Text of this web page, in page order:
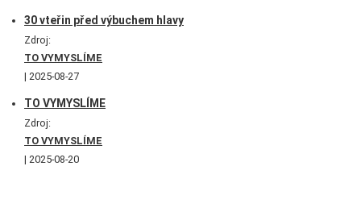
30 vteřin před výbuchem hlavy
Zdroj:
TO VYMYSLÍME
2025-08-27
TO VYMYSLÍME
Zdroj:
TO VYMYSLÍME
2025-08-20